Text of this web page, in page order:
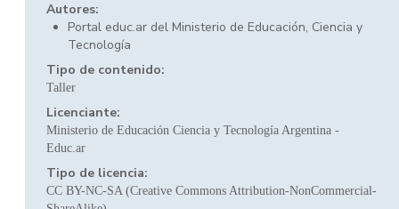
Autores:
Portal educ.ar del Ministerio de Educación, Ciencia y
Tecnología
Tipo de contenido:
Taller
Licenciante:
Ministerio de Educación Ciencia y Tecnología Argentina -
Educ.ar
Tipo de licencia:
CC BY-NC-SA (Creative Commons Attribution-NonCommercial-